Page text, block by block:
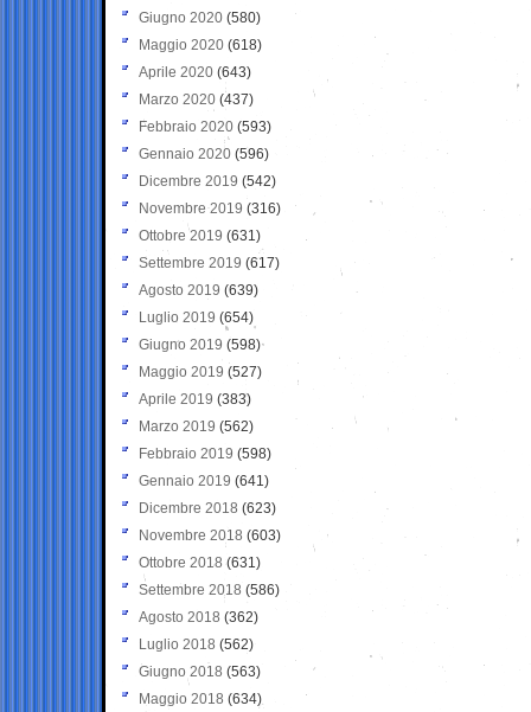
Giugno 2020 (580)
Maggio 2020 (618)
Aprile 2020 (643)
Marzo 2020 (437)
Febbraio 2020 (593)
Gennaio 2020 (596)
Dicembre 2019 (542)
Novembre 2019 (316)
Ottobre 2019 (631)
Settembre 2019 (617)
Agosto 2019 (639)
Luglio 2019 (654)
Giugno 2019 (598)
Maggio 2019 (527)
Aprile 2019 (383)
Marzo 2019 (562)
Febbraio 2019 (598)
Gennaio 2019 (641)
Dicembre 2018 (623)
Novembre 2018 (603)
Ottobre 2018 (631)
Settembre 2018 (586)
Agosto 2018 (362)
Luglio 2018 (562)
Giugno 2018 (563)
Maggio 2018 (634)